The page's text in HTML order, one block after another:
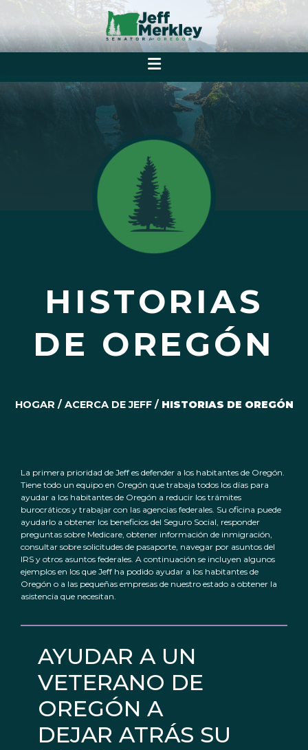
HISTORIAS
DE OREGÓN
HOGAR / ACERCA DE JEFF/ HISTORIAS DE OREGÓN
La primera prioridad de Jeff es defender a los habitantes de Oregón.
Tiene todo un equipo en Oregón que trabaja todos los días para
ayudar a los habitantes de Oregón a reducir los trámites
burocráticos y trabajar con las agencias federales. Su oficina puede
ayudarlo a obtener los beneficios del Seguro Social, responder
preguntas sobre Medicare, obtener información de inmigración,
consultar sobre solicitudes de pasaporte, navegar por asuntos del
IRS y otros asuntos federales. A continuación se incluyen algunos
ejemplos en los que Jeff ha podido ayudar a los habitantes de
Oregón o a las pequeñas empresas de nuestro estado a obtener la
asistencia que necesitan.
AYUDAR A UN
VETERANO DE
OREGÓN A
DEJAR ATRÁS SU